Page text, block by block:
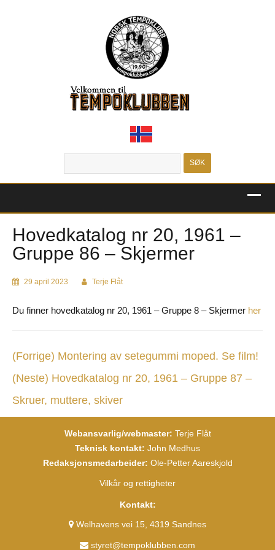
Hovedkatalog nr 20, 1961 –
Gruppe 86 – Skjermer
29 april 2023 Terje Flåt
Du finner hovedkatalog nr 20, 1961 – Gruppe 8 – Skjermer her
(Forrige) Montering av setegummi moped. Se film!
(Neste) Hovedkatalog nr 20, 1961 – Gruppe 87 –
Skruer, muttere, skiver
Webansvarlig/webmaster: Terje Flåt
Teknisk kontakt: John Medhus
Redaksjonsmedarbeider: Ole-Petter Aareskjold
Vilkår og rettigheter
Kontakt:
Welhavens vei 15, 4319 Sandnes
styret@tempoklubben.com